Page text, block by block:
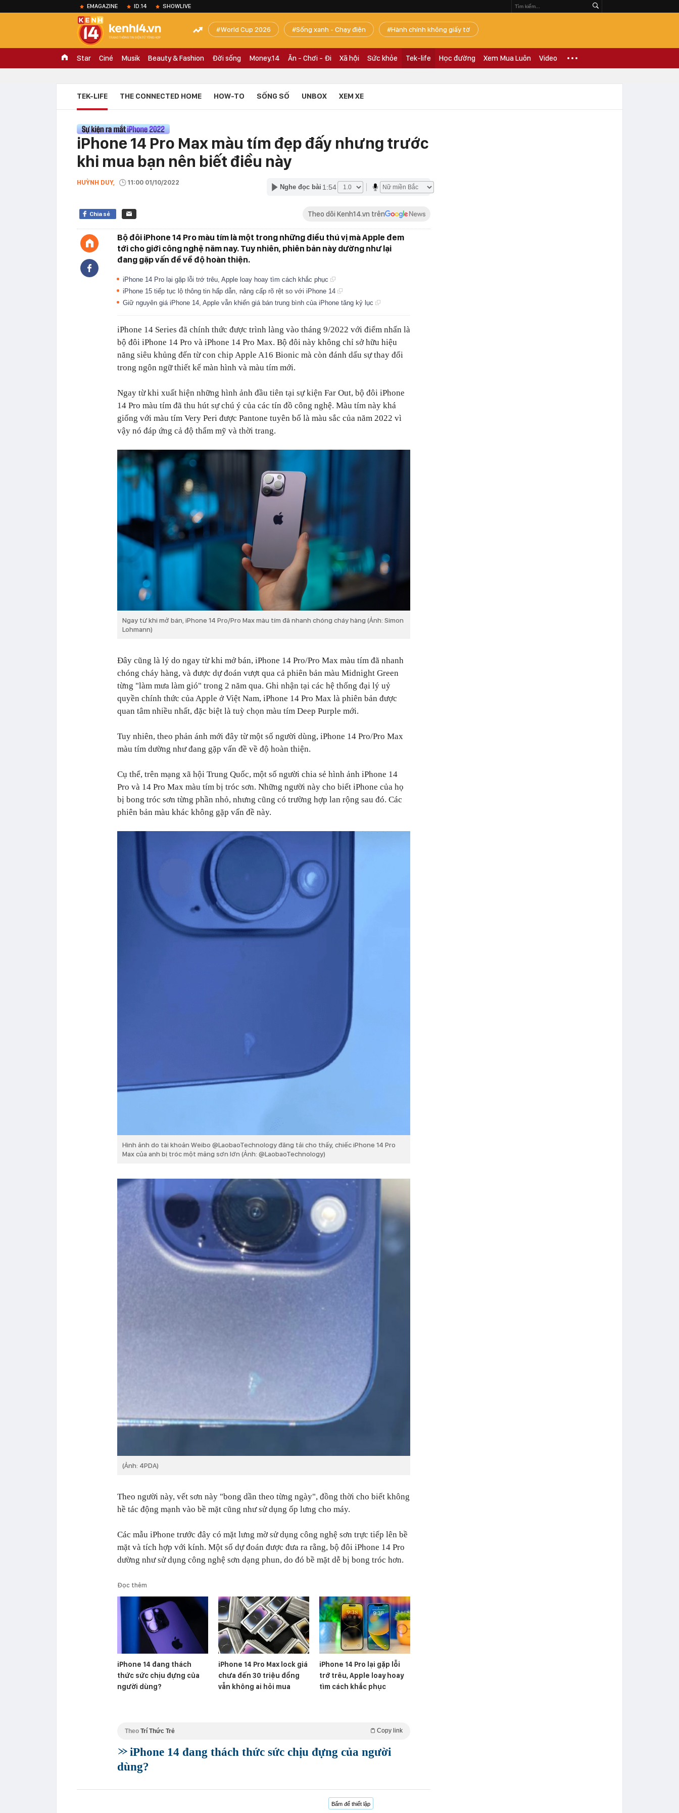
EMAGAZINE ID.14 SHOWLIVE
World Cup 2026 Sống xanh - Chạy điện Hành chính không giấy tờ
Star Ciné Musik Beauty & Fashion Đời sống Money.14 Ăn - Chơi - Đi Xã hội Sức khỏe Tek-life Học đường Xem Mua Luôn Video
TEK-LIFE THE CONNECTED HOME HOW-TO SỐNG SỐ UNBOX XEM XE
iPhone 14 Pro Max màu tím đẹp đấy nhưng trước
khi mua bạn nên biết điều này
HUỲNH DUY, 11:00 01/10/2022
Nghe đọc bài 1:54
Chia sẻ Theo dõi Kenh14.vn trên
Bộ đôi iPhone 14 Pro màu tím là một trong những điều thú vị mà Apple đem
tới cho giới công nghệ năm nay. Tuy nhiên, phiên bản này dường như lại
đang gặp vấn đề về độ hoàn thiện.
iPhone 14 Pro lại gặp lỗi trớ trêu, Apple loay hoay tìm cách khắc phục
iPhone 15 tiếp tục lộ thông tin hấp dẫn, nâng cấp rõ rệt so với iPhone 14
Giữ nguyên giá iPhone 14, Apple vẫn khiến giá bán trung bình của iPhone tăng kỷ lục
iPhone 14 Series đã chính thức được trình làng vào tháng 9/2022 với điểm nhấn là
bộ đôi iPhone 14 Pro và iPhone 14 Pro Max. Bộ đôi này không chỉ sở hữu hiệu
năng siêu khủng đến từ con chip Apple A16 Bionic mà còn đánh dấu sự thay đổi
trong ngôn ngữ thiết kế màn hình và màu tím mới.
Ngay từ khi xuất hiện những hình ảnh đầu tiên tại sự kiện Far Out, bộ đôi iPhone
14 Pro màu tím đã thu hút sự chú ý của các tín đồ công nghệ. Màu tím này khá
giống với màu tím Very Peri được Pantone tuyên bố là màu sắc của năm 2022 vì
vậy nó đáp ứng cả độ thẩm mỹ và thời trang.
Ngay từ khi mở bán, iPhone 14 Pro/Pro Max màu tím đã nhanh chóng cháy hàng (Ảnh: Simon
Lohmann)
Đây cũng là lý do ngay từ khi mở bán, iPhone 14 Pro/Pro Max màu tím đã nhanh
chóng cháy hàng, và được dự đoán vượt qua cả phiên bản màu Midnight Green
từng "làm mưa làm gió" trong 2 năm qua. Ghi nhận tại các hệ thống đại lý uỷ
quyền chính thức của Apple ở Việt Nam, iPhone 14 Pro Max là phiên bản được
quan tâm nhiều nhất, đặc biệt là tuỳ chọn màu tím Deep Purple mới.
Tuy nhiên, theo phản ánh mới đây từ một số người dùng, iPhone 14 Pro/Pro Max
màu tím dường như đang gặp vấn đề về độ hoàn thiện.
Cụ thể, trên mạng xã hội Trung Quốc, một số người chia sẻ hình ảnh iPhone 14
Pro và 14 Pro Max màu tím bị tróc sơn. Những người này cho biết iPhone của họ
bị bong tróc sơn từng phần nhỏ, nhưng cũng có trường hợp lan rộng sau đó. Các
phiên bản màu khác không gặp vấn đề này.
Hình ảnh do tài khoản Weibo @LaobaoTechnology đăng tải cho thấy, chiếc iPhone 14 Pro
Max của anh bị tróc một mảng sơn lớn (Ảnh: @LaobaoTechnology)
(Ảnh: 4PDA)
Theo người này, vết sơn này "bong dần theo từng ngày", đồng thời cho biết không
hề tác động mạnh vào bề mặt cũng như sử dụng ốp lưng cho máy.
Các mẫu iPhone trước đây có mặt lưng mờ sử dụng công nghệ sơn trực tiếp lên bề
mặt và tích hợp với kính. Một số dự đoán được đưa ra rằng, bộ đôi iPhone 14 Pro
dường như sử dụng công nghệ sơn dạng phun, do đó bề mặt dễ bị bong tróc hơn.
Đọc thêm
iPhone 14 đang thách
thức sức chịu đựng của
người dùng?
iPhone 14 Pro Max lock giá
chưa đến 30 triệu đồng
vẫn không ai hỏi mua
iPhone 14 Pro lại gặp lỗi
trớ trêu, Apple loay hoay
tìm cách khắc phục
Theo Trí Thức Trẻ Copy link
iPhone 14 đang thách thức sức chịu đựng của người
dùng?
Bấm để thiết lập